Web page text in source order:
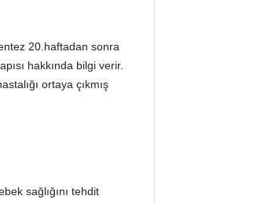
20.haftadan sonra
hakkında bilgi verir.
ortaya çıkmış
sağlığını tehdit